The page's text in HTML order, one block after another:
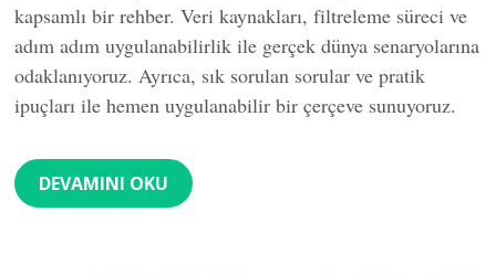
kapsamlı bir rehber. Veri kaynakları, filtreleme süreci ve
adım adım uygulanabilirlik ile gerçek dünya senaryolarına
odaklanıyoruz. Ayrıca, sık sorulan sorular ve pratik
ipuçları ile hemen uygulanabilir bir çerçeve sunuyoruz.
DEVAMINI OKU